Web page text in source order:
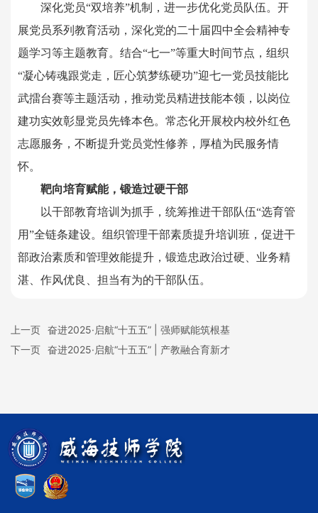
深化党员“双培养”机制，进一步优化党员队伍。开
展党员系列教育活动，深化党的二十届四中全会精神专
题学习等主题教育。结合“七一”等重大时间节点，组织
“凝心铸魂跟党走，匠心筑梦练硬功”迎七一党员技能比
武擂台赛等主题活动，推动党员精进技能本领，以岗位
建功实效彰显党员先锋本色。常态化开展校内校外红色
志愿服务，不断提升党员党性修养，厚植为民服务情
怀。
靶向培育赋能，锻造过硬干部
以干部教育培训为抓手，统筹推进干部队伍“选育管
用”全链条建设。组织管理干部素质提升培训班，促进干
部政治素质和管理效能提升，锻造忠政治过硬、业务精
湛、作风优良、担当有为的干部队伍。
上一页
奋进2025·启航“十五五” | 强师赋能筑根基
奋进2025·启航“十五五” | 产教融合育新才
下一页